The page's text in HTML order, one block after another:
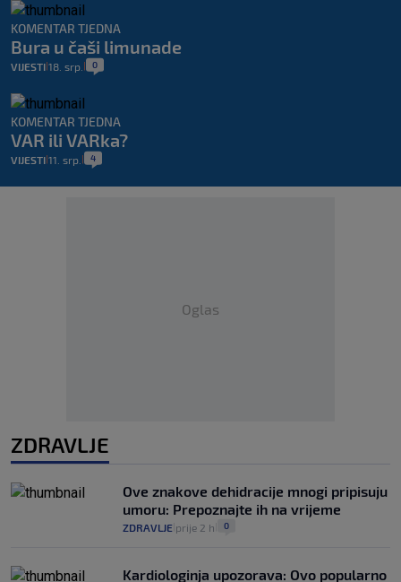
KOMENTAR TJEDNA
Bura u čaši limunade
VIJESTI 18. srp. 0
KOMENTAR TJEDNA
VAR ili VARka?
VIJESTI 11. srp. 4
Oglas
ZDRAVLJE
Ove znakove dehidracije mnogi pripisuju
umoru: Prepoznajte ih na vrijeme
ZDRAVLJE prije 2 h 0
Kardiologinja upozorava: Ovo popularno